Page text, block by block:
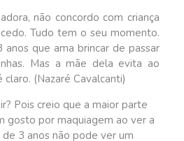
não concordo com criança
Tudo tem o seu momento.
que ama brincar de passar
Mas a mãe dela evita ao
(Nazaré Cavalcanti)
Pois creio que a maior parte
gosto por maquiagem ao ver a
3 anos não pode ver um